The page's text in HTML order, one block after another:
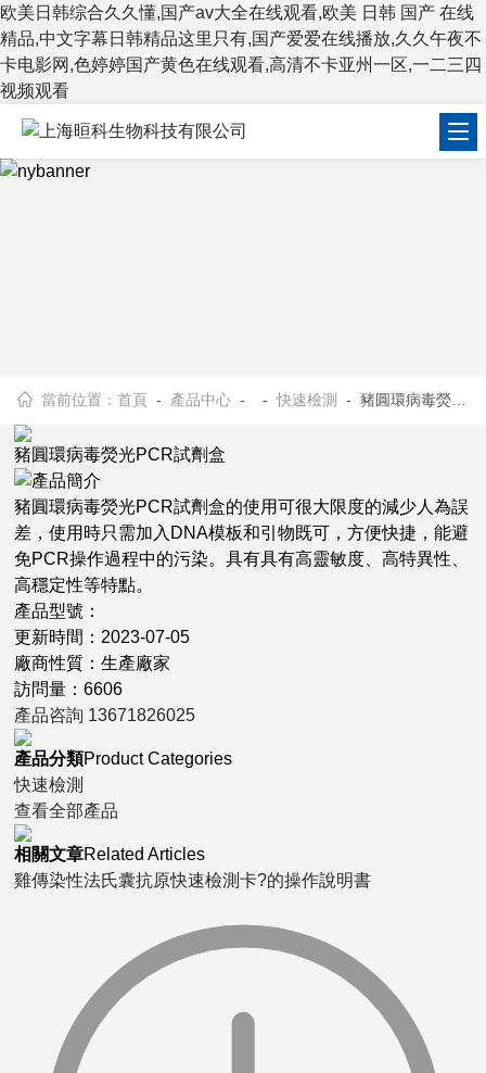
欧美日韩综合久久懂,国产av大全在线观看,欧美 日韩 国产 在线
精品,中文字幕日韩精品这里只有,国产爱爱在线播放,久久午夜不
卡电影网,色婷婷国产黄色在线观看,高清不卡亚州一区,一二三四
视频观看
當前位置：首頁 - 產品中心 - -快速檢測 - 豬圓環病毒熒光PCR試劑盒
豬圓環病毒熒光PCR試劑盒
產品簡介
豬圓環病毒熒光PCR試劑盒的使用可很大限度的減少人為誤
差，使用時只需加入DNA模板和引物既可，方便快捷，能避
免PCR操作過程中的污染。具有具有高靈敏度、高特異性、
高穩定性等特點。
產品型號：
更新時間：2023-07-05
廠商性質：生產廠家
訪問量：6606
產品咨詢 13671826025
產品分類Product Categories
快速檢測
查看全部產品
相關文章Related Articles
雞傳染性法氏囊抗原快速檢測卡?的操作說明書